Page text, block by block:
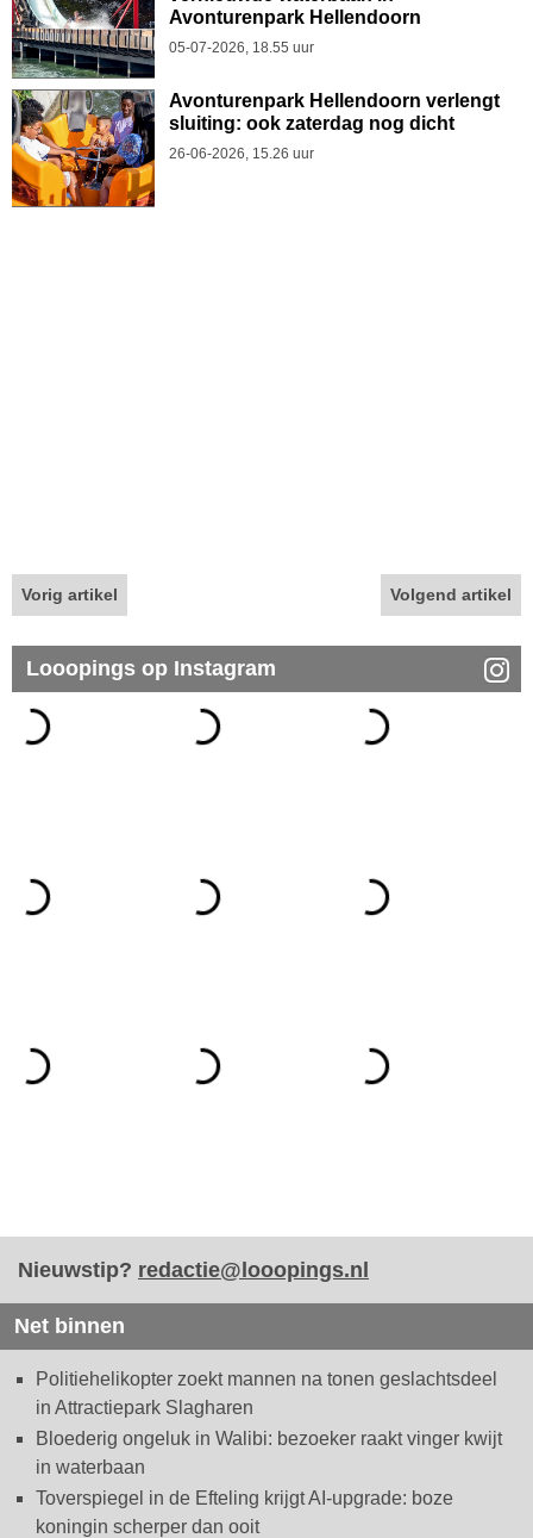
Avonturenpark Hellendoorn
05-07-2026, 18.55 uur
Avonturenpark Hellendoorn verlengt
sluiting: ook zaterdag nog dicht
26-06-2026, 15.26 uur
Vorig artikel Volgend artikel
Looopings op Instagram
Nieuwstip? redactie@looopings.nl
Net binnen
Politiehelikopter zoekt mannen na tonen geslachtsdeel
in Attractiepark Slagharen
Bloederig ongeluk in Walibi: bezoeker raakt vinger kwijt
in waterbaan
Toverspiegel in de Efteling krijgt AI-upgrade: boze
koningin scherper dan ooit